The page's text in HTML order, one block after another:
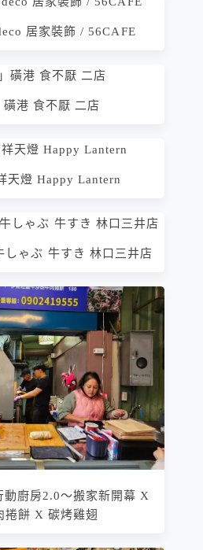
居家裝飾 / 56CAFE
磺港 食不厭 二店
天燈 Happy Lantern
しゃぶ 牛すき 林口三井店
動廚房2.0～搬家新開幕 X
捲餅 X 碳烤雞翅